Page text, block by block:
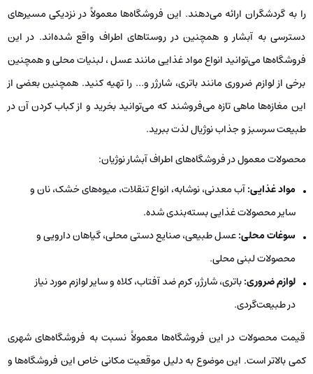
را به گردشگران ارائه می‌دهند. این فروشگاه‌ها معمولاً در نزدیکی مسیرهای
دسترسی به آبشار و همچنین در روستاهای اطراف واقع شده‌اند. در این
فروشگاه‌ها می‌توانید انواع مواد غذایی مانند عسل ، لبنیات محلی و همچنین
برخی از لوازم ضروری مانند باتری، شارژر و… را تهیه کنید. همچنین بعضی از
این مغازه‌ها ماهی تازه می‌فروشند که می‌توانید بخرید و از کباب کردن آن در
طبیعت سرسبز و جذاب نوژیال لذت ببرید.
محصولات معمول در فروشگاه‌های اطراف آبشار نوژیان:
مواد غذایی:آب معدنی، نوشابه، انواع تنقلات، میوه‌های خشک، نان و
سایر محصولات غذایی بسته‌بندی شده.
سوغات محلی:عسل طبیعی، صنایع دستی محلی، گیاهان دارویی و
محصولات لبنی محلی.
لوازم ضروری:باتری، شارژر، کرم ضد آفتاب، کلاه و سایر لوازم مورد نیاز
در طبیعت‌گردی.
قیمت محصولات در این فروشگاه‌ها معمولاً نسبت به فروشگاه‌های شهری
کمی بالاتر است. این موضوع به دلیل موقعیت مکانی خاص این فروشگاه‌ها و